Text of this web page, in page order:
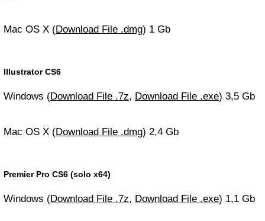
Mac OS X (Download File .dmg) 1 Gb
Illustrator CS6
Windows (Download File .7z, Download File .exe) 3,5 Gb
Mac OS X (Download File .dmg) 2,4 Gb
Premier Pro CS6 (solo x64)
Windows (Download File .7z, Download File .exe) 1,1 Gb